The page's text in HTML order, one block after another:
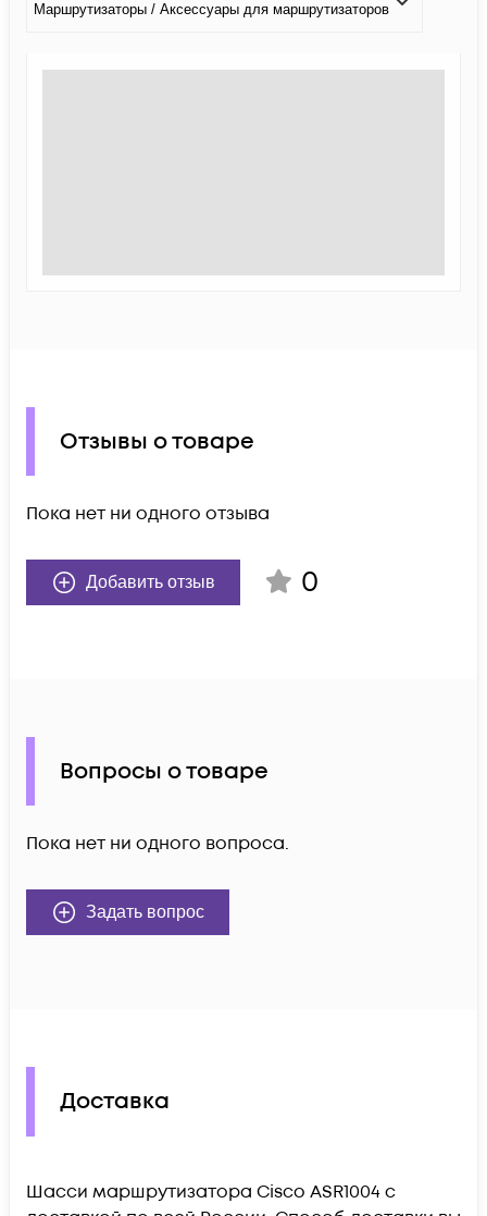
Маршрутизаторы / Аксессуары для маршрутизаторов
Отзывы о товаре
Пока нет ни одного отзыва
Добавить отзыв 0
Вопросы о товаре
Пока нет ни одного вопроса.
Задать вопрос
Доставка
Шасси маршрутизатора Cisco ASR1004 c